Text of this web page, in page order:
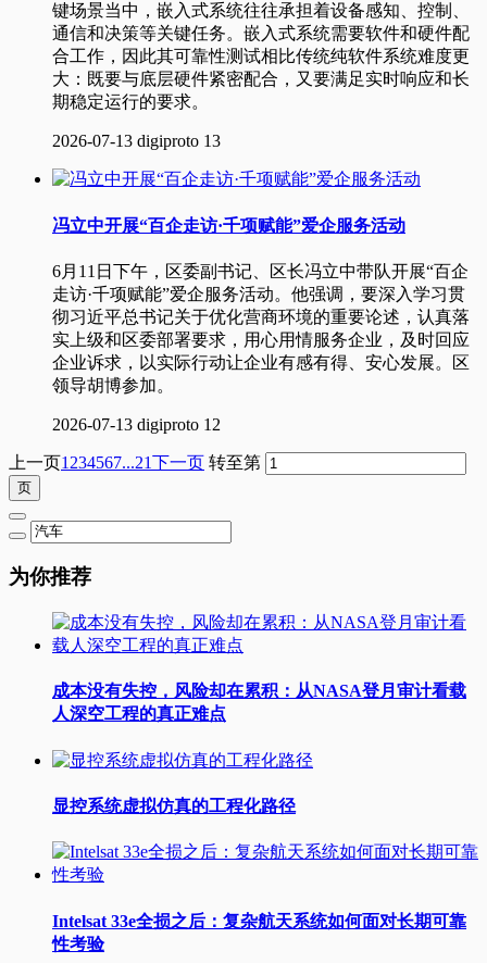
键场景当中，嵌入式系统往往承担着设备感知、控制、
通信和决策等关键任务。嵌入式系统需要软件和硬件配
合工作，因此其可靠性测试相比传统纯软件系统难度更
大：既要与底层硬件紧密配合，又要满足实时响应和长
期稳定运行的要求。
2026-07-13 digiproto 13
冯立中开展“百企走访·千项赋能”爱企服务活动
6月11日下午，区委副书记、区长冯立中带队开展“百企
走访·千项赋能”爱企服务活动。他强调，要深入学习贯
彻习近平总书记关于优化营商环境的重要论述，认真落
实上级和区委部署要求，用心用情服务企业，及时回应
企业诉求，以实际行动让企业有感有得、安心发展。区
领导胡博参加。
2026-07-13 digiproto 12
上一页1 234567...21下一页 转至第
为你推荐
成本没有失控，风险却在累积：从NASA登月审计看载
人深空工程的真正难点
显控系统虚拟仿真的工程化路径
Intelsat 33e全损之后：复杂航天系统如何面对长期可靠
性考验